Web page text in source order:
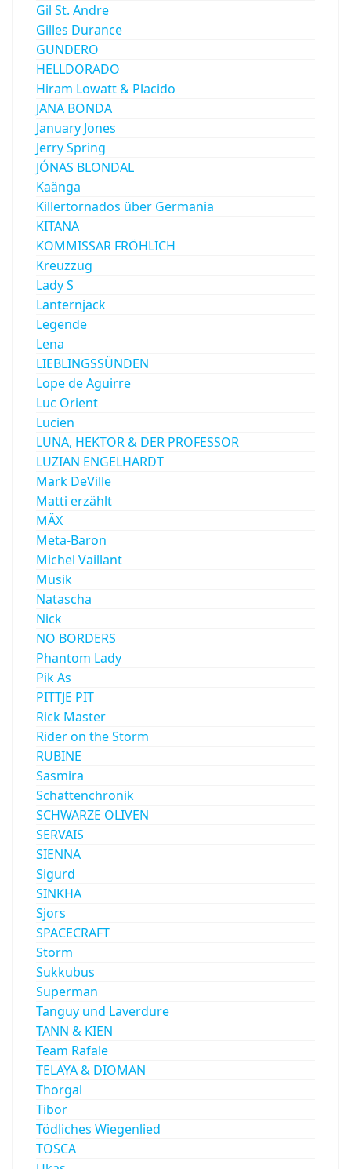
Gil St. Andre
Gilles Durance
GUNDERO
HELLDORADO
Hiram Lowatt & Placido
JANA BONDA
January Jones
Jerry Spring
JÓNAS BLONDAL
Kaänga
Killertornados über Germania
KITANA
KOMMISSAR FRÖHLICH
Kreuzzug
Lady S
Lanternjack
Legende
Lena
LIEBLINGSSÜNDEN
Lope de Aguirre
Luc Orient
Lucien
LUNA, HEKTOR & DER PROFESSOR
LUZIAN ENGELHARDT
Mark DeVille
Matti erzählt
MÄX
Meta-Baron
Michel Vaillant
Musik
Natascha
Nick
NO BORDERS
Phantom Lady
Pik As
PITTJE PIT
Rick Master
Rider on the Storm
RUBINE
Sasmira
Schattenchronik
SCHWARZE OLIVEN
SERVAIS
SIENNA
Sigurd
SINKHA
Sjors
SPACECRAFT
Storm
Sukkubus
Superman
Tanguy und Laverdure
TANN & KIEN
Team Rafale
TELAYA & DIOMAN
Thorgal
Tibor
Tödliches Wiegenlied
TOSCA